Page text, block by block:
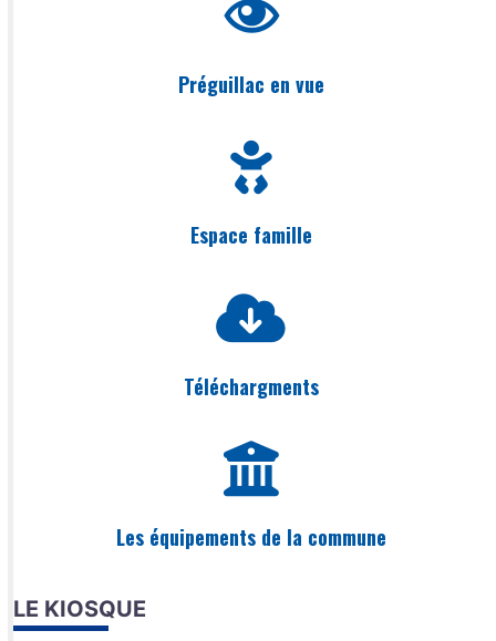
Préguillac en vue
Espace famille
Téléchargments
Les équipements de la commune
LE KIOSQUE